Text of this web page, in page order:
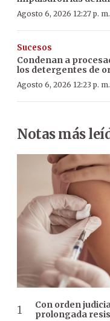
Agosto 6, 2026 12:27 p. m.
Sucesos
Condenan a
los detergentes de
Agosto 6, 2026 12:23 p. m.
Notas más
Con orden
prolongada